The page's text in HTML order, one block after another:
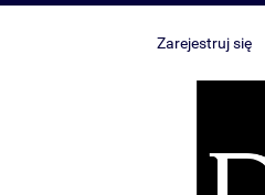
Zarejestruj się